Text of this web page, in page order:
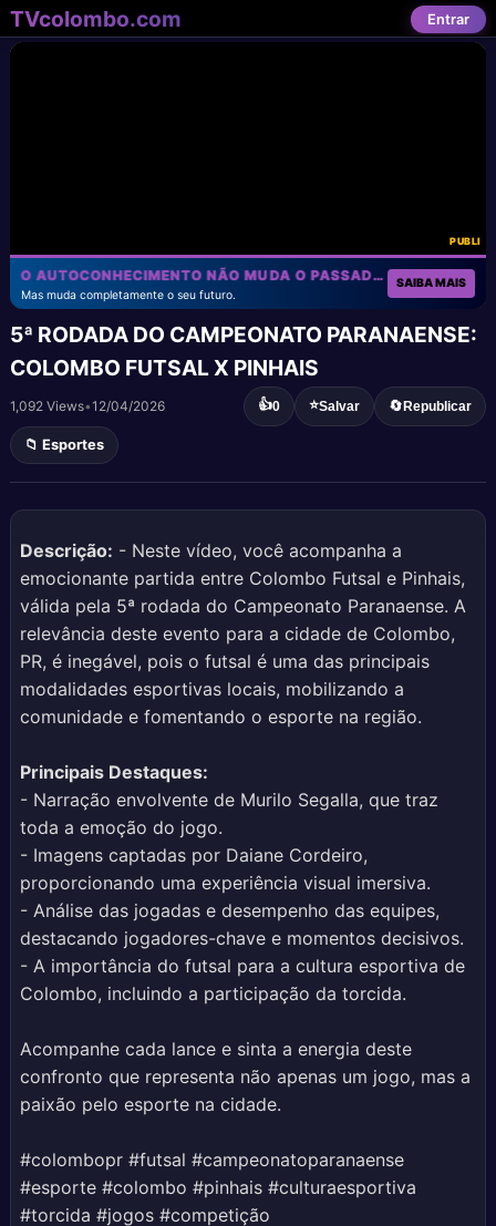
TVcolombo.com Entrar
PUBLI
O AUTOCONHECIMENTO NÃO MUDA O PASSADO!
Mas muda completamente o seu futuro.
SAIBA MAIS
5ª RODADA DO CAMPEONATO PARANAENSE:
COLOMBO FUTSAL X PINHAIS
1,092 Views•12/04/2026 👍0 ⭐Salvar 🔄 Republicar
📁 Esportes
Descrição: - Neste vídeo, você acompanha a
emocionante partida entre Colombo Futsal e Pinhais,
válida pela 5ª rodada do Campeonato Paranaense. A
relevância deste evento para a cidade de Colombo,
PR, é inegável, pois o futsal é uma das principais
modalidades esportivas locais, mobilizando a
comunidade e fomentando o esporte na região.
Principais Destaques:
- Narração envolvente de Murilo Segalla, que traz
toda a emoção do jogo.
- Imagens captadas por Daiane Cordeiro,
proporcionando uma experiência visual imersiva.
- Análise das jogadas e desempenho das equipes,
destacando jogadores-chave e momentos decisivos.
- A importância do futsal para a cultura esportiva de
Colombo, incluindo a participação da torcida.
Acompanhe cada lance e sinta a energia deste
confronto que representa não apenas um jogo, mas a
paixão pelo esporte na cidade.
#colombopr #futsal #campeonatoparanaense
#esporte #colombo #pinhais #culturaesportiva
#torcida #jogos #competição